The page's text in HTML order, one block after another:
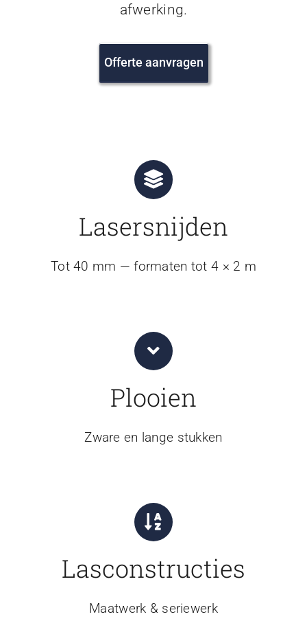
afwerking.
Offerte aanvragen
Lasersnijden
Tot 40 mm — formaten tot 4 × 2 m
Plooien
Zware en lange stukken
Lasconstructies
Maatwerk & seriewerk